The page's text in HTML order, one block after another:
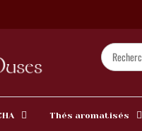
Thés aromatisés